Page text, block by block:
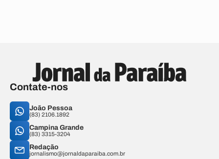
Contate-nos
João Pessoa
(83) 2106.1892
Campina Grande
(83) 3315-3204
Redação
jornalismo@jornaldaparaiba.com.br